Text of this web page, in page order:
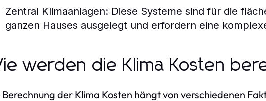
Zentral Klimaanlagen: Diese Systeme sind für die
ganzen Hauses ausgelegt und erfordern eine
werden die Klima Kosten
Berechnung der Klima Kosten hängt von verschiedenen